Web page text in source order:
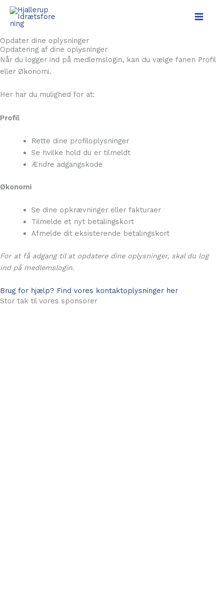
indholdet
Opdater dine oplysninger
Opdatering af dine oplysninger
Når du logger ind på medlemslogin, kan du vælge fanen Profil
eller Økonomi.
Her har du mulighed for at:
Profil
Rette dine profiloplysninger
Se hvilke hold du er tilmeldt
Ændre adgangskode
Økonomi
Se dine opkrævninger eller fakturaer
Tilmelde et nyt betalingskort
Afmelde dit eksisterende betalingskort
For at få adgang til at opdatere dine oplysninger, skal du log
ind på medlemslogin.
Brug for hjælp? Find vores kontaktoplysninger her
Stor tak til vores sponsorer